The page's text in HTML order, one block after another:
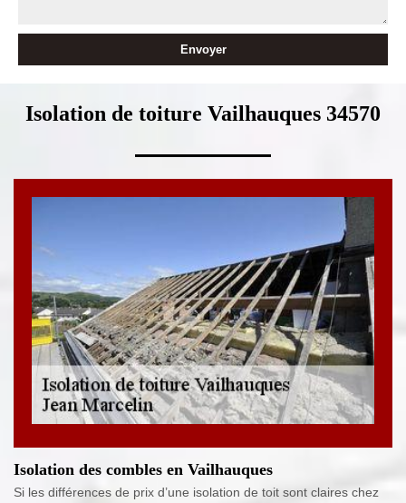
Isolation de toiture Vailhauques 34570
Isolation des combles en Vailhauques
Si les différences de prix d’une isolation de toit sont claires chez